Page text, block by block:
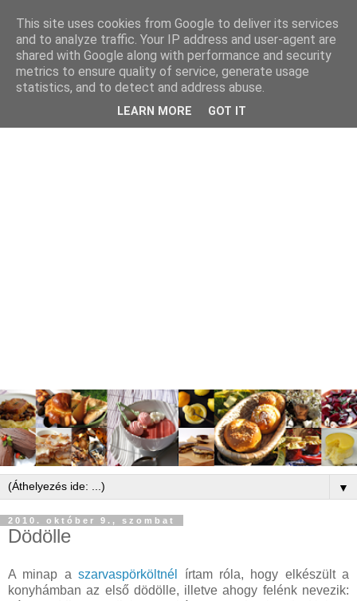
▼
2010. október 9., szombat
Dödölle
A minap aszarvaspörköltnél
írtam róla, hogy elkészült a
konyhámban az első dödölle, illetve ahogy felénk nevezik:
This site uses cookies from Google to deliver its services
and to analyze traffic. Your IP address and user-agent are
shared with Google along with performance and security
metrics to ensure quality of service, generate usage
statistics, and to detect and address abuse.
LEARN MORE GOT IT